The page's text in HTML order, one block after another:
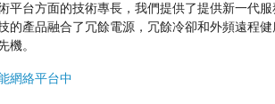
平台方面的技術專長，我們提供了提供新一代服
的產品融合了冗餘電源，冗餘冷卻和外頻遠程
機。
網絡平台中